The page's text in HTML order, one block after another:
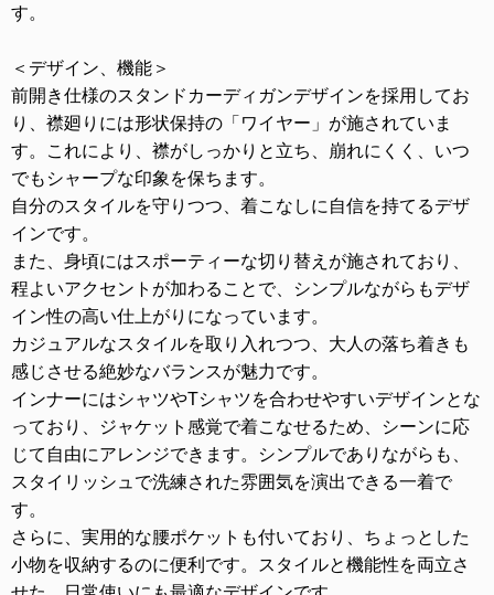
す。
＜デザイン、機能＞
前開き仕様のスタンドカーディガンデザインを採用してお
り、襟廻りには形状保持の「ワイヤー」が施されていま
す。これにより、襟がしっかりと立ち、崩れにくく、いつ
でもシャープな印象を保ちます。
自分のスタイルを守りつつ、着こなしに自信を持てるデザ
インです。
また、身頃にはスポーティーな切り替えが施されており、
程よいアクセントが加わることで、シンプルながらもデザ
イン性の高い仕上がりになっています。
カジュアルなスタイルを取り入れつつ、大人の落ち着きも
感じさせる絶妙なバランスが魅力です。
インナーにはシャツやTシャツを合わせやすいデザインとな
っており、ジャケット感覚で着こなせるため、シーンに応
じて自由にアレンジできます。シンプルでありながらも、
スタイリッシュで洗練された雰囲気を演出できる一着で
す。
さらに、実用的な腰ポケットも付いており、ちょっとした
小物を収納するのに便利です。スタイルと機能性を両立さ